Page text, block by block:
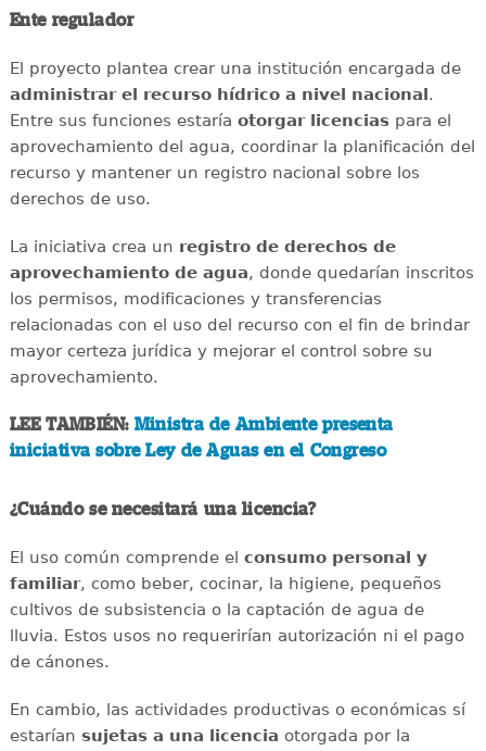
Ente regulador
El proyecto plantea crear una institución encargada de
administrar el recurso hídrico a nivel nacional.
Entre sus funciones estaría otorgar licenciaspara el
aprovechamiento del agua, coordinar la planificación del
recurso y mantener un registro nacional sobre los
derechos de uso.
La iniciativa crea un registro de derechos de
aprovechamiento de agua, donde quedarían inscritos
los permisos, modificaciones y transferencias
relacionadas con el uso del recurso con el fin de brindar
mayor certeza jurídica y mejorar el control sobre su
aprovechamiento.
LEE TAMBIÉN: Ministra de Ambiente presenta
iniciativa sobre Ley de Aguas en el Congreso
¿Cuándo se necesitará una licencia?
El uso común comprende el consumo personal y
familiar, como beber, cocinar, la higiene, pequeños
cultivos de subsistencia o la captación de agua de
lluvia. Estos usos no requerirían autorización ni el pago
de cánones.
En cambio, las actividades productivas o económicas sí
estarían sujetas a una licencia otorgada por la